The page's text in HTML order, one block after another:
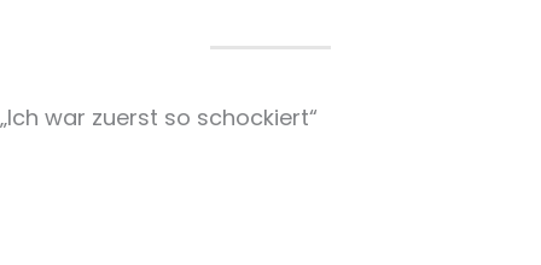
„Ich war zuerst so schockiert“